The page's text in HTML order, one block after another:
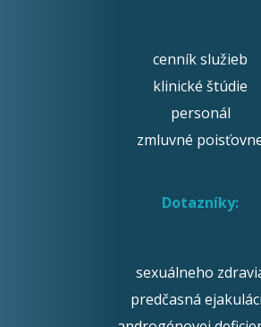
cenník služieb
klinické štúdie
personál
zmluvné
Dotazníky:
sexuálneho
predčasná